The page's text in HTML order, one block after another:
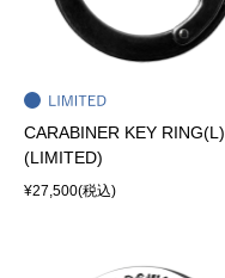
CARABINER KEY RING(L)
(LIMITED)
¥27,500(税込)